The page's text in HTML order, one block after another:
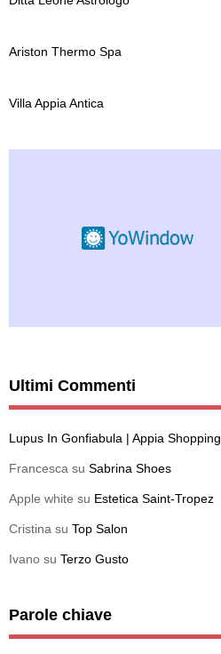
Ariston Thermo Spa
Villa Appia Antica
Ultimi Commenti
Lupus In Gonfiabula | Appia Shopping
Francesca su Sabrina Shoes
Apple white su Estetica Saint-Tropez
Cristina su Top Salon
Ivano su Terzo Gusto
Parole chiave